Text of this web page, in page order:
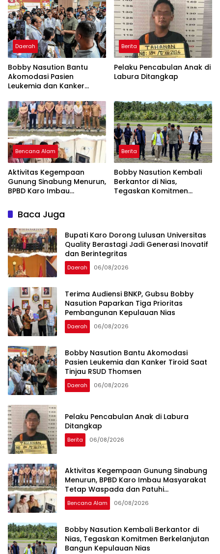
Daerah
Bobby Nasution Bantu
Akomodasi Pasien
Leukemia dan Kanker
Thomsen
Berita
Pelaku Pencabulan Anak di
Labura Ditangkap
Bencana Alam
Aktivitas Kegempaan
Gunung Sinabung Menurun,
BPBD Karo Imbau
Waspada dan Patuhi
Rekomendasi
Berita
Bobby Nasution Kembali
Berkantor di Nias,
Tegaskan Komitmen
Baca Juga
Bupati Karo Dorong Lulusan Universitas
Quality Berastagi Jadi Generasi Inovatif
dan Berintegritas
Daerah 06/08/2026
Terima Audiensi BNKP, Gubsu Bobby
Nasution Paparkan Tiga Prioritas
Pembangunan Kepulauan Nias
Daerah 06/08/2026
Bobby Nasution Bantu Akomodasi
Pasien Leukemia dan Kanker Tiroid Saat
Tinjau RSUD Thomsen
Daerah 06/08/2026
Pelaku Pencabulan Anak di Labura
Ditangkap
Berita 06/08/2026
Aktivitas Kegempaan Gunung Sinabung
Menurun, BPBD Karo Imbau Masyarakat
Tetap Waspada dan Patuhi
Rekomendasi
Bencana Alam 06/08/2026
Bobby Nasution Kembali Berkantor di
Nias, Tegaskan Komitmen Berkelanjutan
Bangun Kepulauan Nias